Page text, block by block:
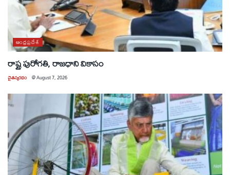
ఆంధ్రప్రదేశ్
రాష్ట్ర పురోగతి, రాజధాని వికాసం
చైతన్యరధం @August 7, 2026